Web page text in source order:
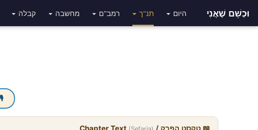
וּכְשֵׁם שֶׁאֲנִי היום תנ"ך רמב"ם מחשבה קבלה
🎙 Subscribe / English